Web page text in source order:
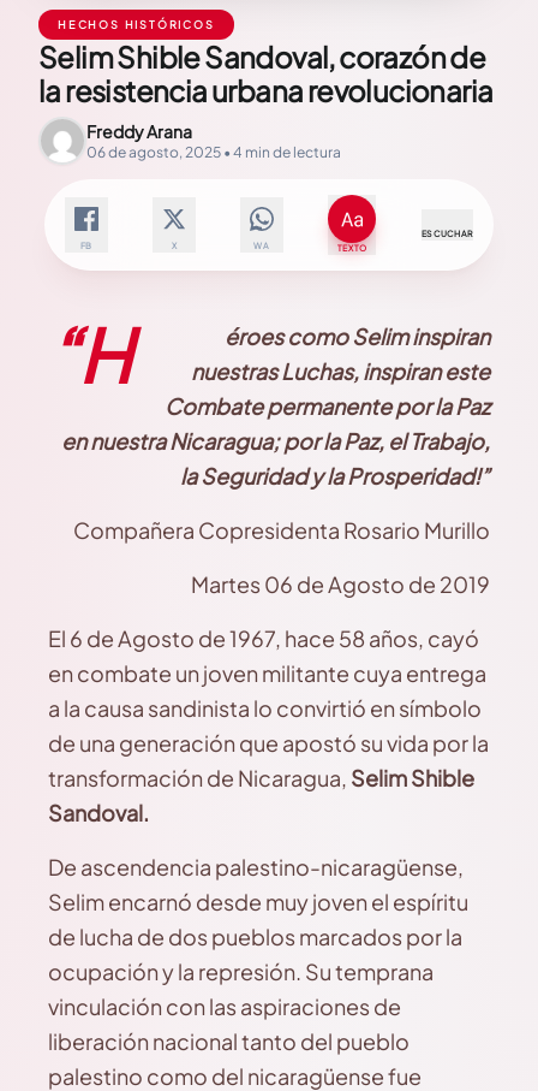
HECHOS HISTÓRICOS
Selim Shible Sandoval, corazón de
la resistencia urbana revolucionaria
Freddy Arana
06 de agosto, 2025 • 4 min de lectura
FB X WA TEXTO
ESCUCHAR
“H
éroes como Selim inspiran
nuestras Luchas, inspiran este
Combate permanente por la Paz
en nuestra Nicaragua; por la Paz, el Trabajo,
la Seguridad y la Prosperidad!”
Compañera Copresidenta Rosario Murillo
Martes 06 de Agosto de 2019
El 6 de Agosto de 1967, hace 58 años, cayó
en combate un joven militante cuya entrega
a la causa sandinista lo convirtió en símbolo
de una generación que apostó su vida por la
transformación de Nicaragua, Selim Shible
Sandoval.
De ascendencia palestino-nicaragüense,
Selim encarnó desde muy joven el espíritu
de lucha de dos pueblos marcados por la
ocupación y la represión. Su temprana
vinculación con las aspiraciones de
liberación nacional tanto del pueblo
palestino como del nicaragüense fue